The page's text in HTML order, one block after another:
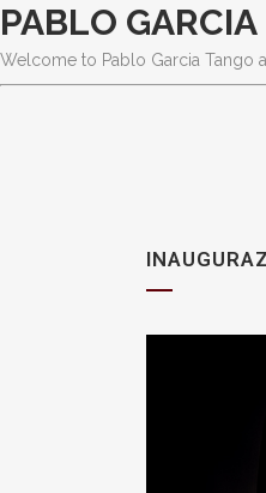
PABLO
Welcome to Pablo Garcia Tango